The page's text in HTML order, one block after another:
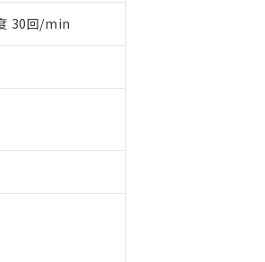
30回/min
トについて、当社および当社の共同利用者
に必要な範囲で利用することをご了承くだ
て非含有を証明するものではありません。
応完了までの期間は出荷製品に未対応品が
段のことがない限り、2022年1月12日よ
キャンセル
い機種